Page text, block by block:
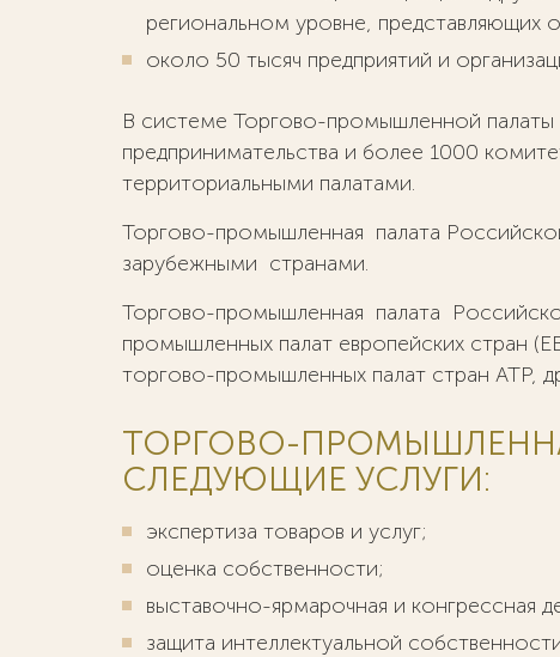
региональном уровне,
около 50 тысяч предприятий и
В системе Торгово-промышленной палаты
предпринимательства и более 1000
территориальными палатами.
Торгово-промышленная палата
зарубежными странами.
Торгово-промышленная палата
промышленных палат европейских стран
торгово-промышленных палат стран АТР,
ТОРГОВО-
СЛЕДУЮЩИЕ УСЛУГИ:
экспертиза товаров и услуг;
оценка собственности;
выставочно-ярмарочная и конгрессная
защита интеллектуальной